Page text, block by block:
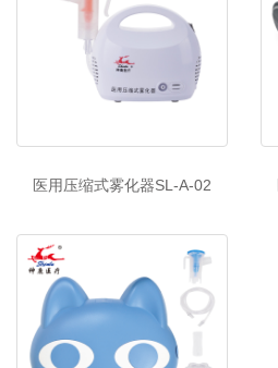
医用压缩式雾化器SL-A-02